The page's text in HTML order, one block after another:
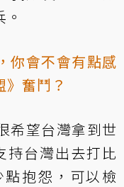
你會不會有點感
奮鬥？
希望台灣拿到世
持台灣出去打比
抱怨，可以檢